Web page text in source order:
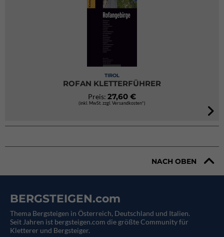
TIROL
ROFAN KLETTERFÜHRER
Preis: 27,60 €
(inkl. MwSt. zzgl. Versandkosten*)
NACH OBEN
BERGSTEIGEN.com
Thema Bergsteigen in Österreich, Deutschland und Italien.
Seit Jahren ist bergsteigen.com die größte Community für
Kletterer und Bergsteiger.